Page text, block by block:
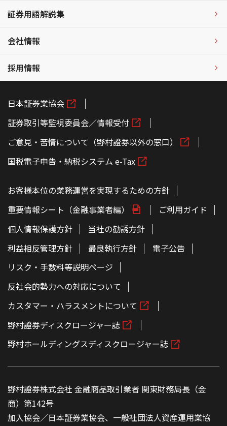
証券用語解説集
会社情報
採用情報
日本証券業協会
証券取引等監視委員会／情報受付
ご意見・苦情について（野村證券以外の窓口）
国税電子申告・納税システム e-Tax
お客様本位の業務運営を実現するための方針
重要情報シート（金融事業者編）
ご利用ガイド
個人情報保護方針
当社の勧誘方針
利益相反管理方針
最良執行方針
電子公告
リスク・手数料等説明ページ
反社会的勢力への対応について
カスタマー・ハラスメントについて
野村證券ディスクロージャー誌
野村ホールディングスディスクロージャー誌
野村證券株式会社 金融商品取引業者 関東財務局長（金
商）第142号
加入協会／日本証券業協会、一般社団法人資産運用業協